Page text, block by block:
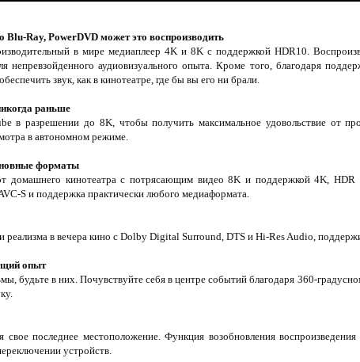
Blu-Ray, PowerDVD может это воспроизводить
в мире медиаплеер 4K и 8K с поддержкой HDR10.
непревзойденного аудиовизуального опыта. Кроме того, благодаря
звук, как в кинотеатре, где бы вы его ни брали.
раньше
в разрешении до 8K, чтобы получить максимальное удовольствие от
в автономном режиме.
форматы
домашнего кинотеатра с потрясающим видео 8K и поддержкой 4K, HDR
S и поддержка практически любого медиаформата.
реализма в вечера кино с Dolby Digital Surround, DTS и Hi-Res Audio,
опыт
будьте в них. Почувствуйте себя в центре событий благодаря 360-
свое последнее местоположение. Функция возобновления
устройств.